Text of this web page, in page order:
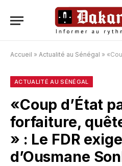
Accueil » Actualité au Sénégal » «Coup d’État
ACTUALITÉ AU SÉNÉGAL
«Coup d’État
forfaiture,
» : Le FDR
d’Ousmane